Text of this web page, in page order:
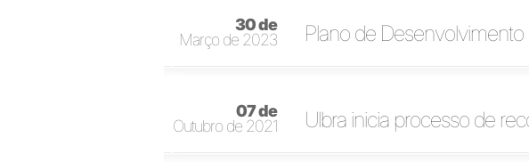
30 de
Março de 2023
Plano de
07 de
Outubro de 2021
Ulbra inicia processo de